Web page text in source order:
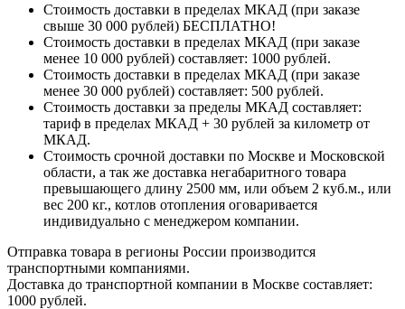
Стоимость доставки в пределах МКАД (при заказе
свыше 30 000 рублей) БЕСПЛАТНО!
Стоимость доставки в пределах МКАД (при заказе
менее 10 000 рублей) составляет: 1000 рублей.
Стоимость доставки в пределах МКАД (при заказе
менее 30 000 рублей) составляет: 500 рублей.
Стоимость доставки за пределы МКАД составляет:
тариф в пределах МКАД + 30 рублей за километр от
МКАД.
Стоимость срочной доставки по Москве и Московской
области, а так же доставка негабаритного товара
превышающего длину 2500 мм, или объем 2 куб.м., или
вес 200 кг., котлов отопления оговаривается
индивидуально с менеджером компании.
Отправка товара в регионы России производится
транспортными компаниями.
Доставка до транспортной компании в Москве составляет:
1000 рублей.